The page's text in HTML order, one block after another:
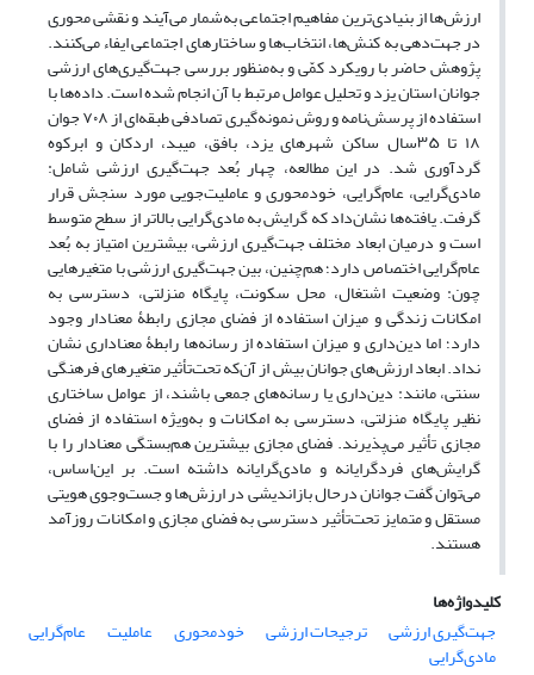
ارزش‌ها از بنیادی‌ترین مفاهیم اجتماعی به‌شمار می‌آیند و نقشی محوری
در جهت‌دهی به کنش‌ها، انتخاب‌ها و ساختارهای اجتماعی ایفاء می‌کنند.
پژوهش حاضر با رویکرد کمّی و به‌منظور بررسی جهت‌گیری‌های ارزشی
جوانان استان یزد و تحلیل عوامل مرتبط با آن انجام شده است. داده‌ها با
استفاده از پرسش‌نامه و روش نمونه‌گیری تصادفی طبقه‌ای از ۷۰۸ جوان
۱۸ تا ۳۵سال ساکن شهرهای یزد، بافق، میبد، اردکان و ابرکوه
گردآوری شد. در این مطالعه، چهار بُعد جهت‌گیری ارزشی شامل:
مادی‌گرایی، عام‌گرایی، خودمحوری و عاملیت‌جویی مورد سنجش قرار
گرفت. یافته‌ها نشان‌داد که گرایش به مادی‌گرایی بالاتر از سطح متوسط
است و درمیان ابعاد مختلف جهت‌گیری ارزشی، بیشترین امتیاز به بُعد
عام‌گرایی اختصاص دارد؛ هم‌چنین، بین جهت‌گیری ارزشی با متغیرهایی
چون: وضعیت اشتغال، محل سکونت، پایگاه منزلتی، دسترسی به
امکانات زندگی و میزان استفاده از فضای مجازی رابطۀ معنادار وجود
دارد؛ اما دین‌داری و میزان استفاده از رسانه‌ها رابطۀ معناداری نشان
نداد. ابعاد ارزش‌های جوانان بیش از آن‌که تحت‌تأثیر متغیرهای فرهنگی
سنتی، مانند: دین‌داری یا رسانه‌های جمعی باشند، از عوامل ساختاری
نظیر پایگاه منزلتی، دسترسی به امکانات و به‌ویژه استفاده از فضای
مجازی تأثیر می‌پذیرند. فضای مجازی بیشترین هم‌بستگی معنادار را با
گرایش‌های فردگرایانه و مادی‌گرایانه داشته است. بر این‌اساس،
می‌توان گفت جوانان درحال بازاندیشی در ارزش‌ها و جست‌و‌جوی هویتی
مستقل و متمایز تحت‌تأثیر دسترسی به فضای مجازی و امکانات روزآمد
هستند.
کلیدواژه‌ها
جهت‌گیری ارزشی
ترجیحات ارزشی خودمحوری عاملیت عام‌گرایی
مادی‌گرایی